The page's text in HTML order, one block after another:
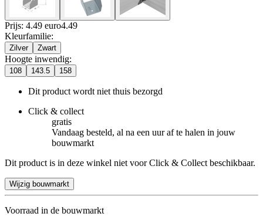
Prijs: 4.49 euro4.49
Kleurfamilie:
Zilver Zwart
Hoogte inwendig:
108 143.5 158
Dit product wordt niet thuis bezorgd
Click & collect
gratis
Vandaag besteld, al na een uur af te halen in jouw
bouwmarkt
Dit product is in deze winkel niet voor Click & Collect beschikbaar.
Wijzig bouwmarkt
Voorraad in de bouwmarkt